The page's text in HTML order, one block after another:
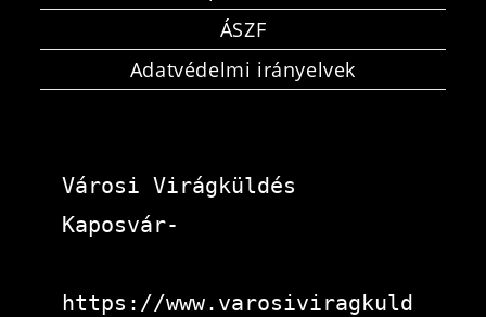
ÁSZF
Adatvédelmi irányelvek
Városi Virágküldés
Kaposvár-
https://www.varosiviragkuld